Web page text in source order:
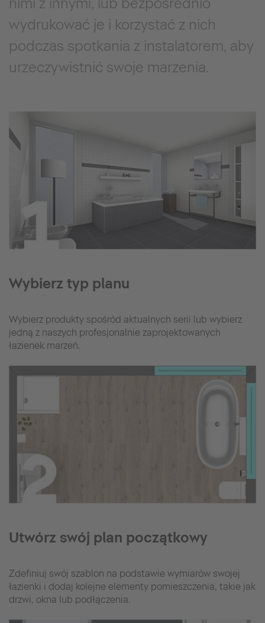
wydrukować je i korzystać z nich
podczas spotkania z instalatorem, aby
urzeczywistnić swoje marzenia.
Wybierz typ planu
Wybierz produkty spośród aktualnych serii lub wybierz
jedną z naszych profesjonalnie zaprojektowanych
łazienek marzeń.
Utwórz swój plan początkowy
Zdefiniuj swój szablon na podstawie wymiarów swojej
łazienki i dodaj kolejne elementy pomieszczenia, takie jak
drzwi, okna lub podłączenia.